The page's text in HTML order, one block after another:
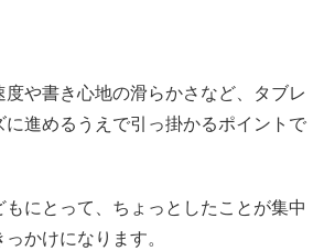
や書き心地の滑らかさなど、タブレ
に進めるうえで引っ掛かるポイントで
にとって、ちょっとしたことが集中
かけになります。